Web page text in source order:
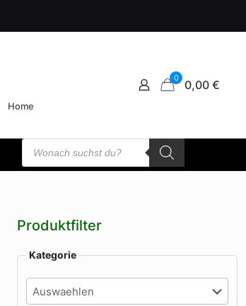
Home
0 0,00 €
Products
search
Produktfilter
Kategorie